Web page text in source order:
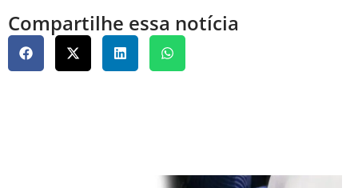
Compartilhe essa notícia